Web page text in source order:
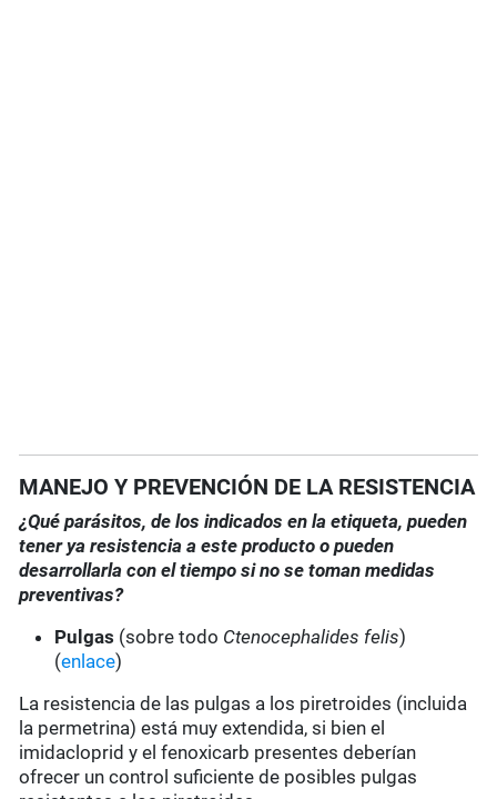
MANEJO Y PREVENCIÓN DE LA RESISTENCIA
¿Qué parásitos, de los indicados en la etiqueta, pueden
tener ya resistencia a este producto o pueden
desarrollarla con el tiempo si no se toman medidas
preventivas?
Pulgas (sobre todo Ctenocephalides felis)
(enlace)
La resistencia de las pulgas a los piretroides (incluida
la permetrina) está muy extendida, si bien el
imidacloprid y el fenoxicarb presentes deberían
ofrecer un control suficiente de posibles pulgas